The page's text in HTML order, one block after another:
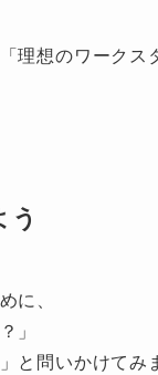
理想のワークス
に、
」
と問いかけてみ